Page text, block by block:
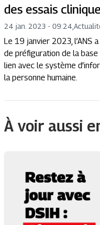
des essais
24 jan. 2023 - 09:24
Le 19 janvier 2023, l’ANS
de préfiguration de la
lien avec le système
la personne humaine.
À voir aussi